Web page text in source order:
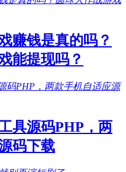
赚钱是真的吗？
能提现吗？
具源码PHP，两
码下载